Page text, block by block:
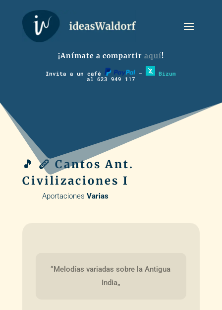
¡Anímate a compartir aquí!
Invita a un café – Bizum
al 623 949 117
🎵 🪈 Cantos Ant.
Civilizaciones I
Aportaciones Varias
“Melodías variadas sobre la Antigua
India„